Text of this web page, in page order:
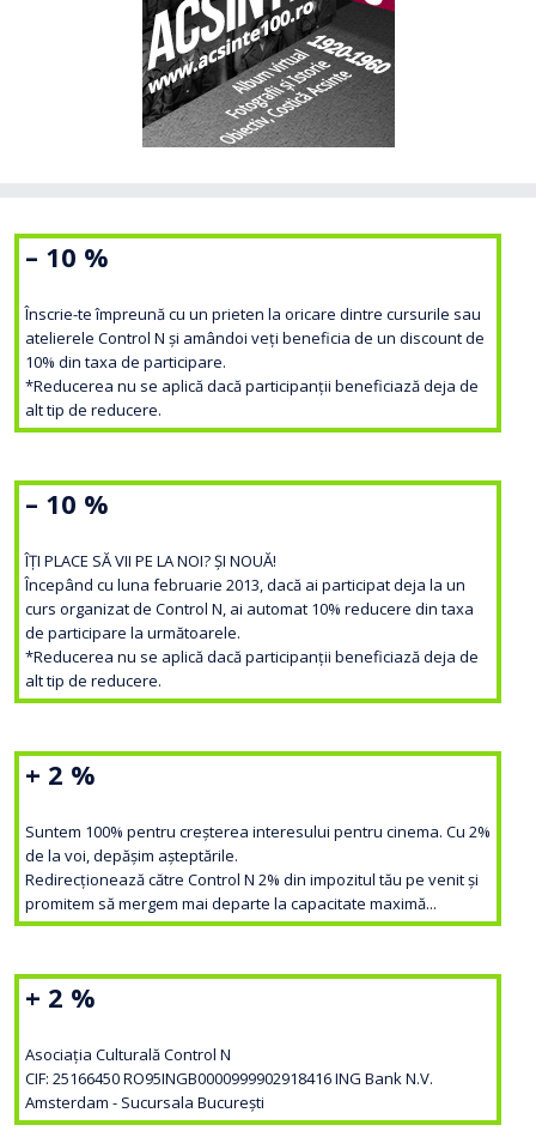
– 10 %
Înscrie-te împreună cu un prieten la oricare dintre cursurile sau
atelierele Control N și amândoi veți beneficia de un discount de
10% din taxa de participare.
*Reducerea nu se aplică dacă participanții beneficiază deja de
alt tip de reducere.
– 10 %
ÎȚI PLACE SĂ VII PE LA NOI? ȘI NOUĂ!
Începând cu luna februarie 2013, dacă ai participat deja la un
curs organizat de Control N, ai automat 10% reducere din taxa
de participare la următoarele.
*Reducerea nu se aplică dacă participanții beneficiază deja de
alt tip de reducere.
+ 2 %
Suntem 100% pentru creșterea interesului pentru cinema. Cu 2%
de la voi, depășim așteptările.
Redirecționează către Control N 2% din impozitul tău pe venit și
promitem să mergem mai departe la capacitate maximă...
+ 2 %
Asociația Culturală Control N
CIF: 25166450 RO95INGB0000999902918416 ING Bank N.V.
Amsterdam - Sucursala București